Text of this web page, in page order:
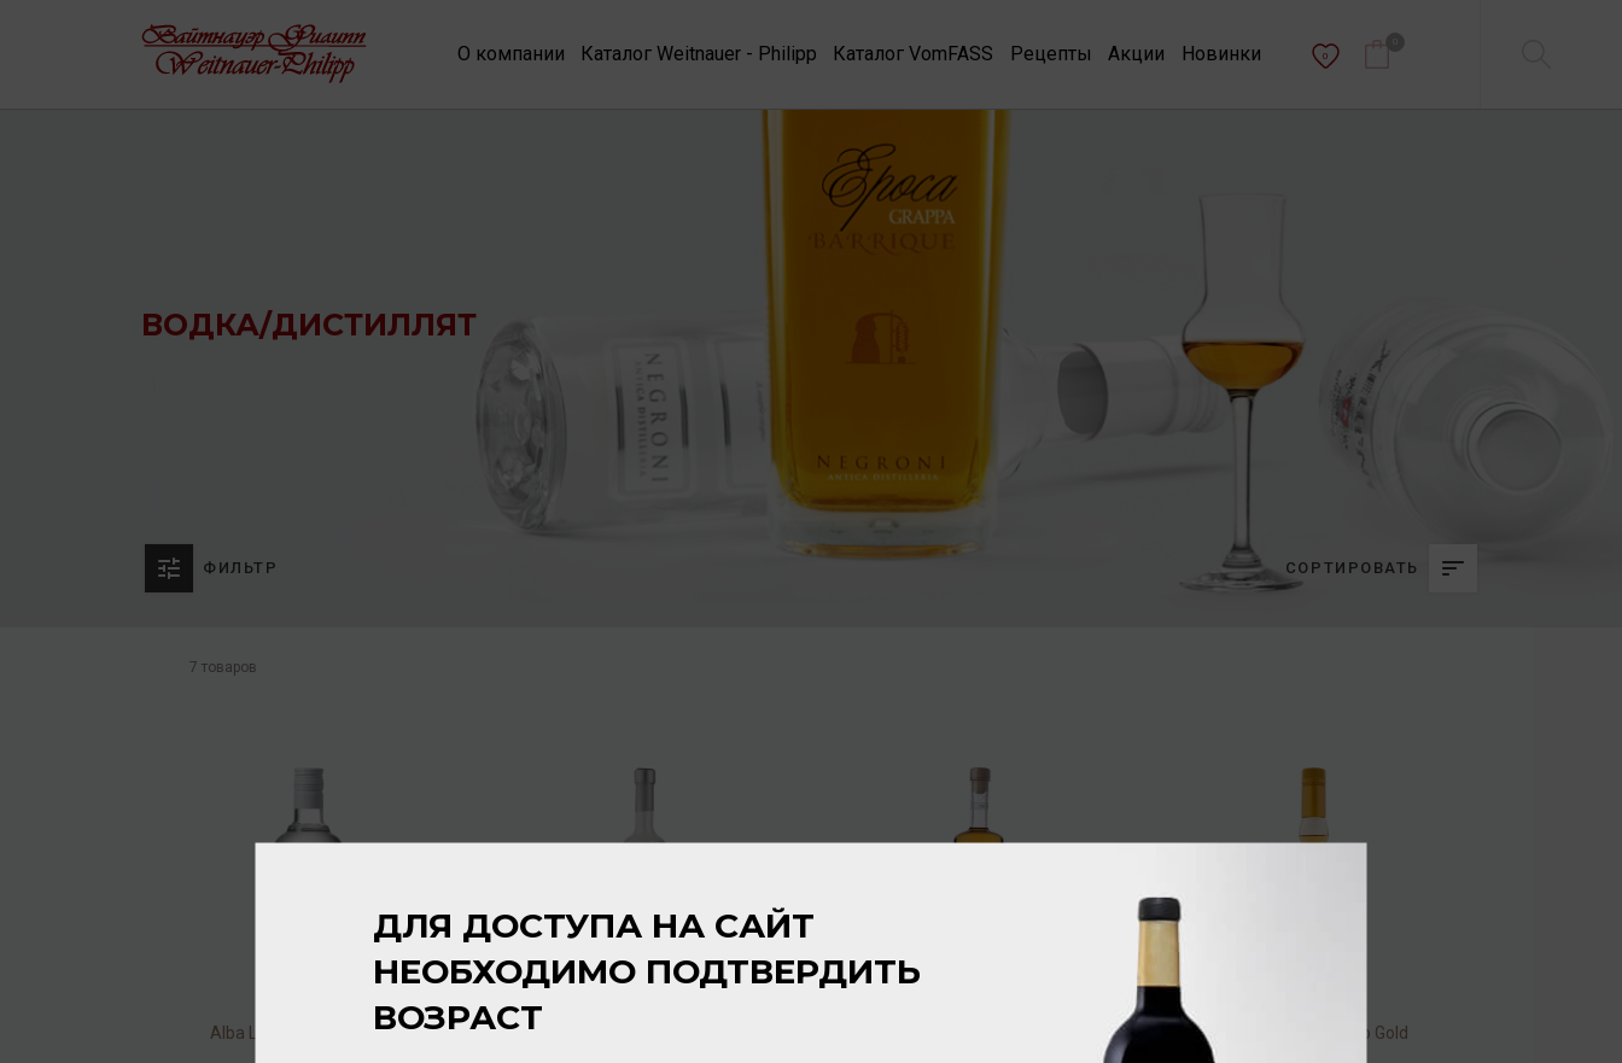
О компании Каталог Weitnauer - Philipp Каталог VomFASS Рецепты Акции Новинки 0
ВОДКА/ДИСТИЛЛЯТ
ФИЛЬТР СОРТИРОВАТЬ
7 товаров
Alba Lupa Organic 40% 1л
Tequila Villa Pancho Gold
ДЛЯ ДОСТУПА НА САЙТ
НЕОБХОДИМО ПОДТВЕРДИТЬ
ВОЗРАСТ